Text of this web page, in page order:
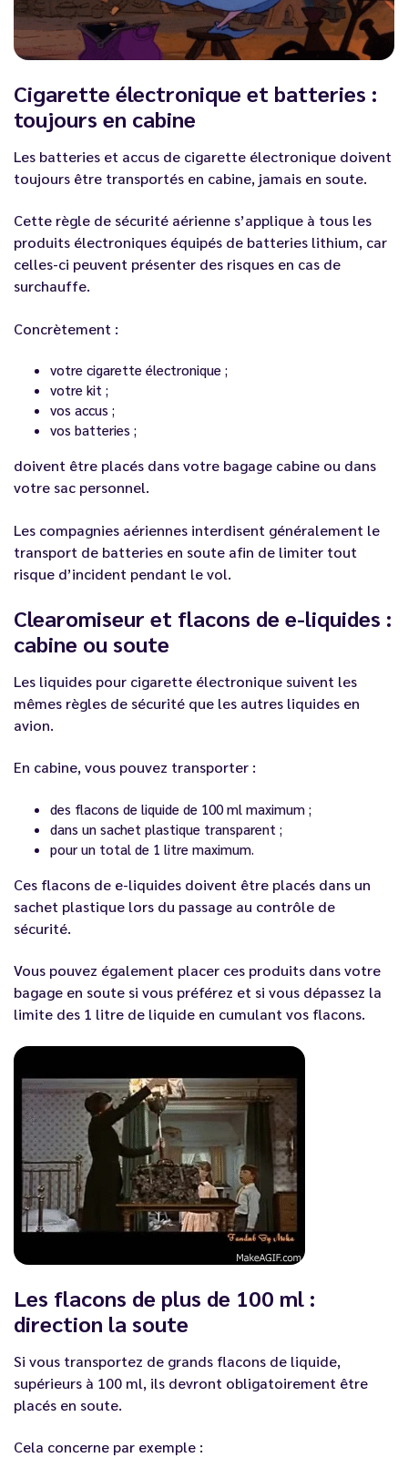
Cigarette électronique et batteries :
toujours en cabine
Les batteries et accus de cigarette électronique doivent
toujours être transportés en cabine, jamais en soute.
Cette règle de sécurité aérienne s’applique à tous les
produits électroniques équipés de batteries lithium, car
celles-ci peuvent présenter des risques en cas de
surchauffe.
Concrètement :
votre cigarette électronique ;
votre kit ;
vos accus ;
vos batteries ;
doivent être placés dans votre bagage cabine ou dans
votre sac personnel.
Les compagnies aériennes interdisent généralement le
transport de batteries en soute afin de limiter tout
risque d’incident pendant le vol.
Clearomiseur et flacons de e-liquides :
cabine ou soute
Les liquides pour cigarette électronique suivent les
mêmes règles de sécurité que les autres liquides en
avion.
En cabine, vous pouvez transporter :
des flacons de liquide de 100 ml maximum ;
dans un sachet plastique transparent ;
pour un total de 1 litre maximum.
Ces flacons de e-liquides doivent être placés dans un
sachet plastique lors du passage au contrôle de
sécurité.
Vous pouvez également placer ces produits dans votre
bagage en soute si vous préférez et si vous dépassez la
limite des 1 litre de liquide en cumulant vos flacons.
Les flacons de plus de 100 ml :
direction la soute
Si vous transportez de grands flacons de liquide,
supérieurs à 100 ml, ils devront obligatoirement être
placés en soute.
Cela concerne par exemple :